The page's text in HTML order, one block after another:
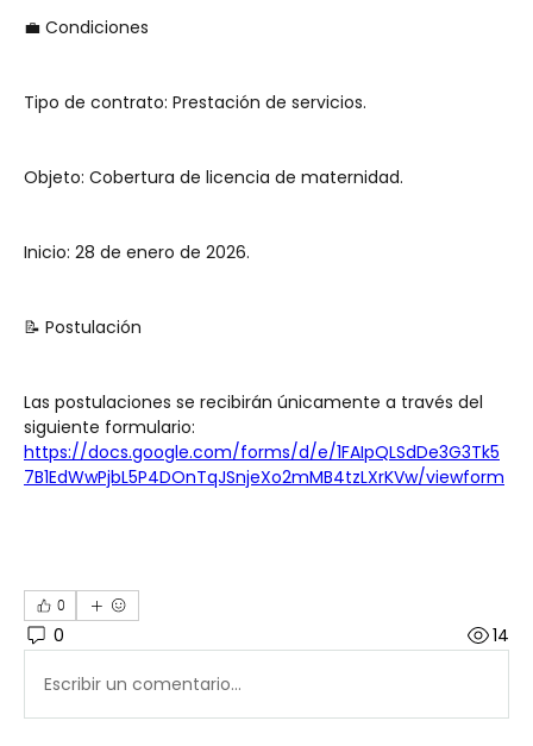
💼 Condiciones
Tipo de contrato: Prestación de servicios.
Objeto: Cobertura de licencia de maternidad.
Inicio: 28 de enero de 2026.
📝 Postulación
Las postulaciones se recibirán únicamente a través del
https://docs.google.com/forms/d/e/1FAIpQLSdDe3G3Tk5
7B1EdWwPjbL5P4DOnTqJSnjeXo2mMB4tzLXrKVw/viewform
0
0 14
Escribir un comentario...